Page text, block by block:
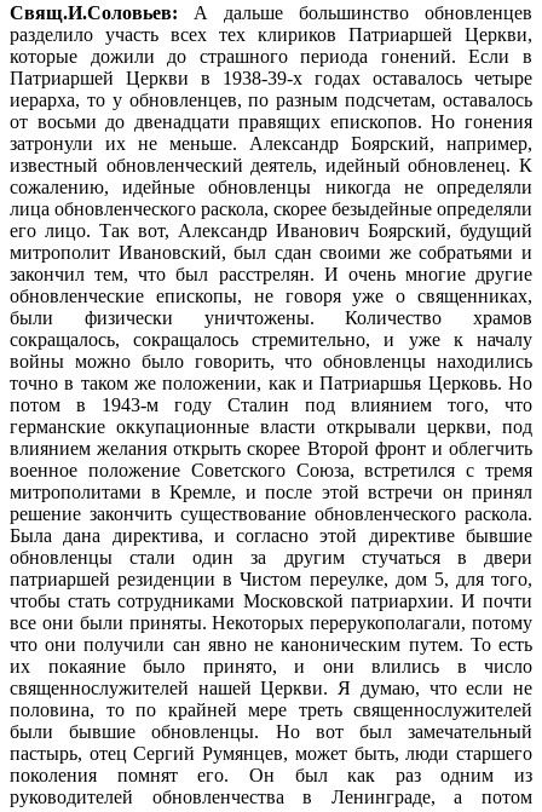
Свящ.И.Соловьев: А дальше большинство обновленцев
разделило участь всех тех клириков Патриаршей Церкви,
которые дожили до страшного периода гонений. Если в
Патриаршей Церкви в 1938-39-х годах оставалось четыре
иерарха, то у обновленцев, по разным подсчетам, оставалось
от восьми до двенадцати правящих епископов. Но гонения
затронули их не меньше. Александр Боярский, например,
известный обновленческий деятель, идейный обновленец. К
сожалению, идейные обновленцы никогда не определяли
лица обновленческого раскола, скорее безыдейные определяли
его лицо. Так вот, Александр Иванович Боярский, будущий
митрополит Ивановский, был сдан своими же собратьями и
закончил тем, что был расстрелян. И очень многие другие
обновленческие епископы, не говоря уже о священниках,
были физически уничтожены. Количество храмов
сокращалось, сокращалось стремительно, и уже к началу
войны можно было говорить, что обновленцы находились
точно в таком же положении, как и Патриаршья Церковь. Но
потом в 1943-м году Сталин под влиянием того, что
германские оккупационные власти открывали церкви, под
влиянием желания открыть скорее Второй фронт и облегчить
военное положение Советского Союза, встретился с тремя
митрополитами в Кремле, и после этой встречи он принял
решение закончить существование обновленческого раскола.
Была дана директива, и согласно этой директиве бывшие
обновленцы стали один за другим стучаться в двери
патриаршей резиденции в Чистом переулке, дом 5, для того,
чтобы стать сотрудниками Московской патриархии. И почти
все они были приняты. Некоторых перерукополагали, потому
что они получили сан явно не каноническим путем. То есть
их покаяние было принято, и они влились в число
священнослужителей нашей Церкви. Я думаю, что если не
половина, то по крайней мере треть священнослужителей
были бывшие обновленцы. Но вот был замечательный
пастырь, отец Сергий Румянцев, может быть, люди старшего
поколения помнят его. Он был как раз одним из
руководителей обновленчества в Ленинграде, а потом